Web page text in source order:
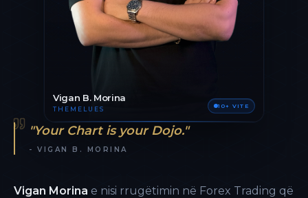
Vigan B. Morina
THEMELUES 10+ VITE
"Your Chart is your Dojo."
- VIGAN B. MORINA
Vigan Morina e nisi rrugëtimin në Forex Trading që